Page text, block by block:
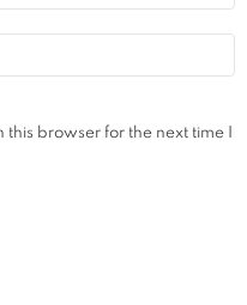
browser for the next time I